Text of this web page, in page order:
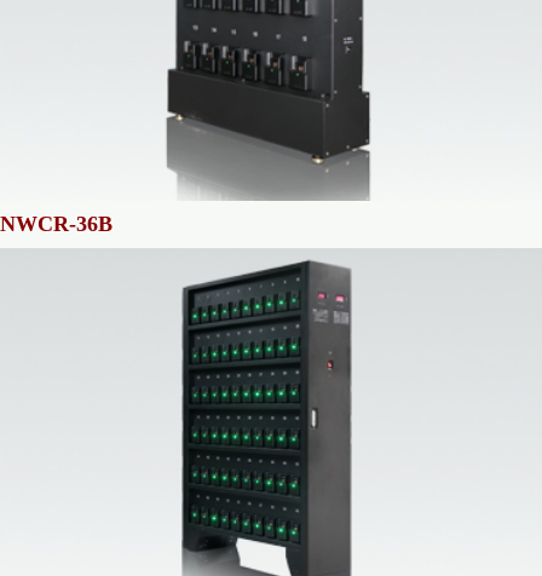
NWCR-36B